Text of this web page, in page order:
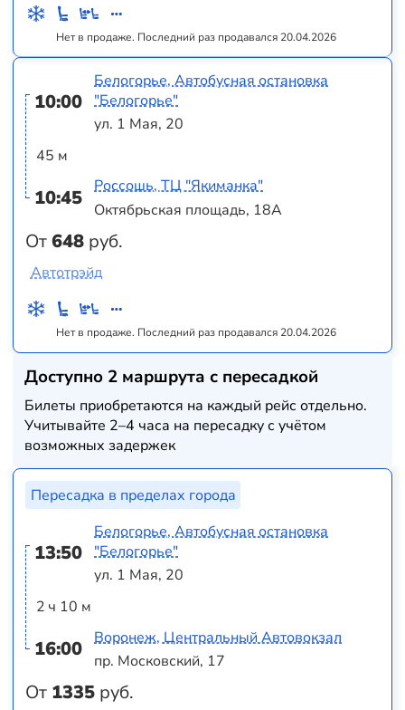
Нет в продаже. Последний раз продавался 20.04.2026
10:00
45 м
10:45
От648 руб.
Белогорье, Автобусная остановка
"Белогорье"
ул. 1 Мая, 20
Россошь, ТЦ "Якиманка"
Октябрьская площадь, 18А
Нет в продаже. Последний раз продавался 20.04.2026
Автотрэйд
Доступно 2 маршрута с пересадкой
Билеты приобретаются на каждый рейс отдельно.
Учитывайте 2–4 часа на пересадку с учётом
возможных задержек
Пересадка в пределах города
13:50
2 ч 10 м
16:00
От 1335 руб.
Белогорье, Автобусная остановка
"Белогорье"
ул. 1 Мая, 20
Воронеж, Центральный Автовокзал
пр. Московский, 17